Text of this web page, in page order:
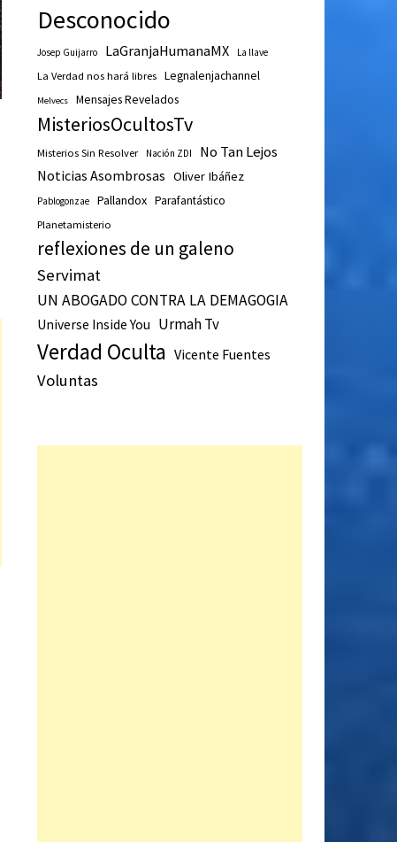
Desconocido
Josep Guijarro LaGranjaHumanaMX La llave
La Verdad nos hará libres Legnalenjachannel
Melvecs Mensajes Revelados
MisteriosOcultosTv
Misterios Sin Resolver Nación ZDI No Tan Lejos
Noticias Asombrosas Oliver Ibáñez
Pablogonzae Pallandox Parafantástico
Planetamisterio
reflexiones de un galeno
Servimat
UN ABOGADO CONTRA LA DEMAGOGIA
Universe Inside You Urmah Tv
Verdad Oculta Vicente Fuentes
Voluntas